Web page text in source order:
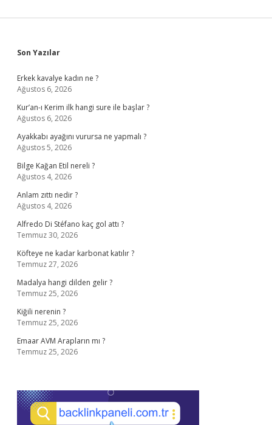
Sidebar
Son Yazılar
Erkek kavalye kadın ne ?
Ağustos 6, 2026
Kur’an-ı Kerim ilk hangi sure ile başlar ?
Ağustos 6, 2026
Ayakkabı ayağını vurursa ne yapmalı ?
Ağustos 5, 2026
Bilge Kağan Etil nereli ?
Ağustos 4, 2026
Anlam zıttı nedir ?
Ağustos 4, 2026
Alfredo Di Stéfano kaç gol attı ?
Temmuz 30, 2026
Köfteye ne kadar karbonat katılır ?
Temmuz 27, 2026
Madalya hangi dilden gelir ?
Temmuz 25, 2026
Kiğili nerenin ?
Temmuz 25, 2026
Emaar AVM Arapların mı ?
Temmuz 25, 2026